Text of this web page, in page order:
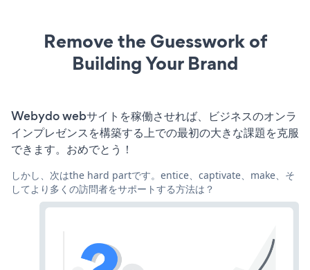
Remove the Guesswork of
Building Your Brand
Webydo webサイトを稼働させれば、ビジネスのオンラ
インプレゼンスを構築する上での最初の大きな課題を克服
できます。おめでとう！
しかし、次はthe hard partです。entice、captivate、make、そ
してより多くの訪問者をサポートする方法は？